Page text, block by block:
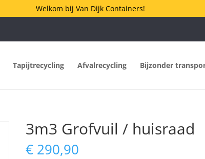
Welkom bij Van Dijk Containers!
Tapijtrecycling Afvalrecycling Bijzonder
3m3 Grofvuil / huisraad
€ 290,90